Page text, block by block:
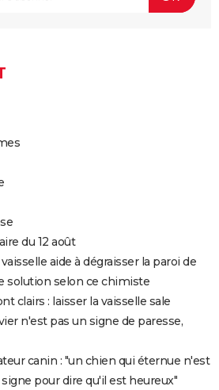
du 12 août
aide à dégraisser la paroi de
solution selon ce chimiste
clairs : laisser la vaisselle sale
n'est pas un signe de paresse,
canin : "un chien qui éternue n'est
pour dire qu'il est heureux"